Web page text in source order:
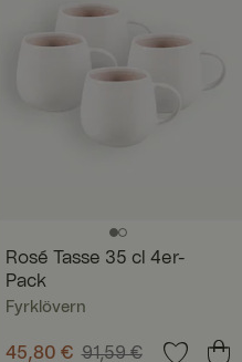
Rosé Tasse 35 cl 4er-
Pack
Fyrklövern
Aktueller Preis:
45,80 € 91,59 €